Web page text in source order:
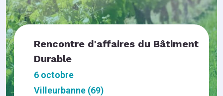
Rencontre d'affaires du Bâtiment
Durable
6 octobre
Villeurbanne (69)